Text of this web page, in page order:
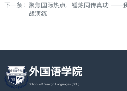
下一条： 聚焦国际热点，锤炼同传真功 ——
战演练
外国语学院